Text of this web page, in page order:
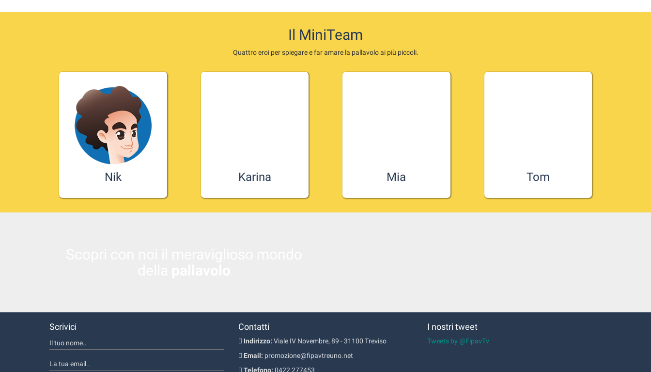
Il MiniTeam
Quattro eroi per spiegare e far amare la pallavolo ai più piccoli.
Nik
Fei, per 11 anni giocatore e poi
Karina
Volley e della nazionale Jenny
Mia
Daminato, libero coneglianese
Tom
giocatore cresciuto a Treviso,
Scrivici Contatti
Indirizzo: Viale IV Novembre, 89 - 31100 Treviso
Email: promozione@fipavtreuno.net
Telefono: 0422 277453
I nostri tweet
Tweets by @FipavTv